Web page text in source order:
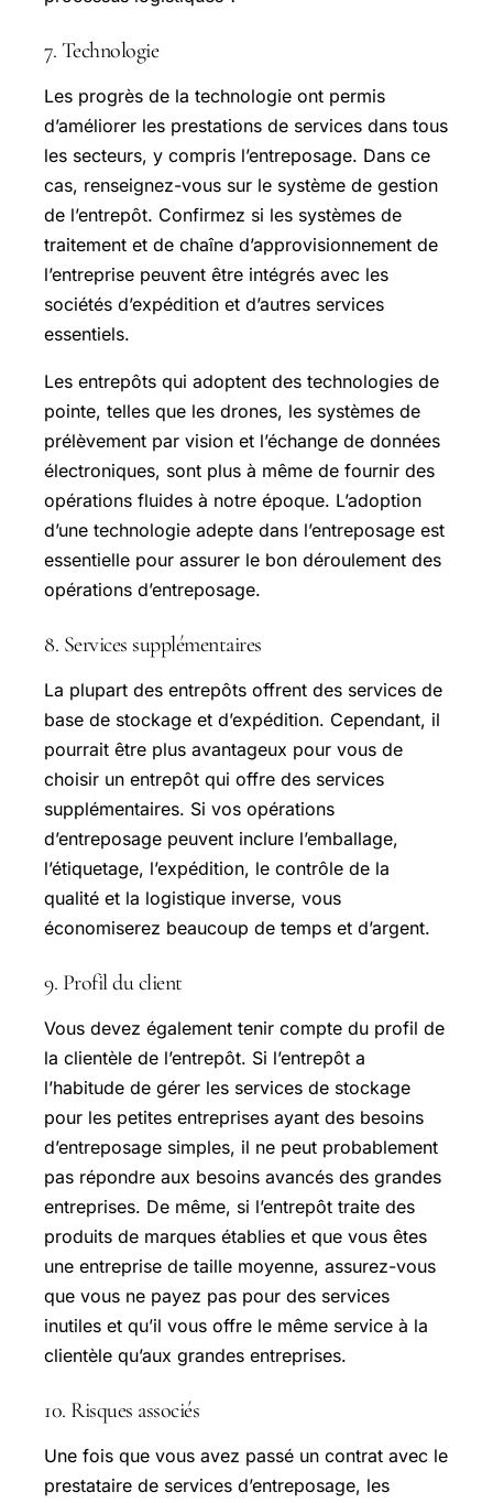
7. Technologie
Les progrès de la technologie ont permis
d’améliorer les prestations de services dans tous
les secteurs, y compris l’entreposage. Dans ce
cas, renseignez-vous sur le système de gestion
de l’entrepôt. Confirmez si les systèmes de
traitement et de chaîne d’approvisionnement de
l’entreprise peuvent être intégrés avec les
sociétés d’expédition et d’autres services
essentiels.
Les entrepôts qui adoptent des technologies de
pointe, telles que les drones, les systèmes de
prélèvement par vision et l’échange de données
électroniques, sont plus à même de fournir des
opérations fluides à notre époque. L’adoption
d’une technologie adepte dans l’entreposage est
essentielle pour assurer le bon déroulement des
opérations d’entreposage.
8. Services supplémentaires
La plupart des entrepôts offrent des services de
base de stockage et d’expédition. Cependant, il
pourrait être plus avantageux pour vous de
choisir un entrepôt qui offre des services
supplémentaires. Si vos opérations
d’entreposage peuvent inclure l’emballage,
l’étiquetage, l’expédition, le contrôle de la
qualité et la logistique inverse, vous
économiserez beaucoup de temps et d’argent.
9. Profil du client
Vous devez également tenir compte du profil de
la clientèle de l’entrepôt. Si l’entrepôt a
l’habitude de gérer les services de stockage
pour les petites entreprises ayant des besoins
d’entreposage simples, il ne peut probablement
pas répondre aux besoins avancés des grandes
entreprises. De même, si l’entrepôt traite des
produits de marques établies et que vous êtes
une entreprise de taille moyenne, assurez-vous
que vous ne payez pas pour des services
inutiles et qu’il vous offre le même service à la
clientèle qu’aux grandes entreprises.
10. Risques associés
Une fois que vous avez passé un contrat avec le
prestataire de services d’entreposage, les